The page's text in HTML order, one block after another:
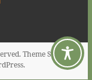
ThemeSpacious
.